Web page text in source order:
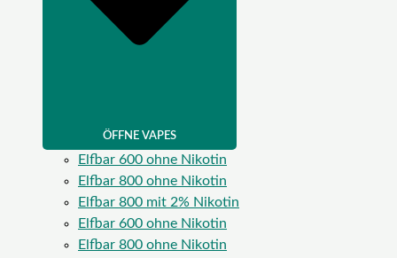
ÖFFNE VAPES
Elfbar 600 ohne Nikotin
Elfbar 800 ohne Nikotin
Elfbar 800 mit 2% Nikotin
Elfbar 600 ohne Nikotin
Elfbar 800 ohne Nikotin